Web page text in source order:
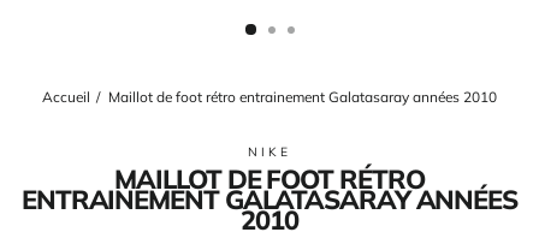
Accueil / Maillot de foot rétro entrainement Galatasaray années 2010
NIKE
MAILLOT DE FOOT RÉTRO
ENTRAINEMENT GALATASARAY ANNÉES
2010